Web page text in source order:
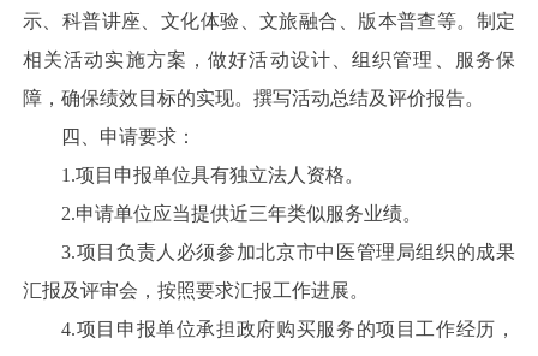
示、科普讲座、文化体验、文旅融合、版本普查等。制定
相关活动实施方案，做好活动设计、组织管理、服务保
障，确保绩效目标的实现。撰写活动总结及评价报告。
四、申请要求：
1.项目申报单位具有独立法人资格。
2.申请单位应当提供近三年类似服务业绩。
3.项目负责人必须参加北京市中医管理局组织的成果
汇报及评审会，按照要求汇报工作进展。
4.项目申报单位承担政府购买服务的项目工作经历，